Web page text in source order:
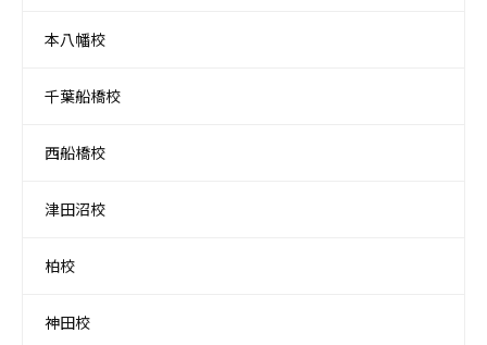
本八幡校
千葉船橋校
西船橋校
津田沼校
柏校
神田校